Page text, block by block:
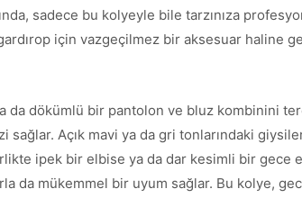
sadece bu kolyeyle bile tarzınıza
için vazgeçilmez bir aksesuar haline
da dökümlü bir pantolon ve bluz kombinini
Açık mavi ya da gri tonlarındaki
ipek bir elbise ya da dar kesimli bir
da mükemmel bir uyum sağlar. Bu kolye,